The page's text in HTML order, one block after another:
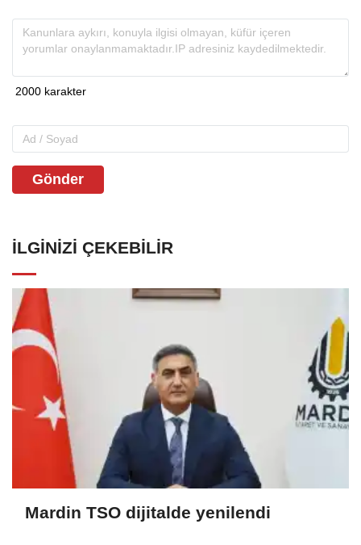
Gönder
İLGINIZI ÇEKEBILIR
Mardin TSO dijitalde yenilendi